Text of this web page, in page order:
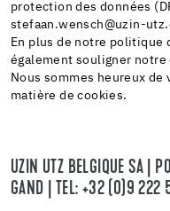
protection des données
stefaan.wensch@uzin-
En plus de notre politique
également souligner
Nous sommes heureux
matière de cookies.
UZIN UTZ BELGIQUE SA |
GAND | TEL: +32 (0)9